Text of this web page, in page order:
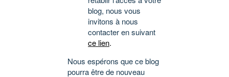
blog, nous vous
invitons à nous
contacter en suivant
ce lien.
Nous espérons que ce blog
pourra être de nouveau